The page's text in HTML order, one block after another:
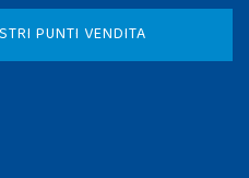
PUNTI VENDITA